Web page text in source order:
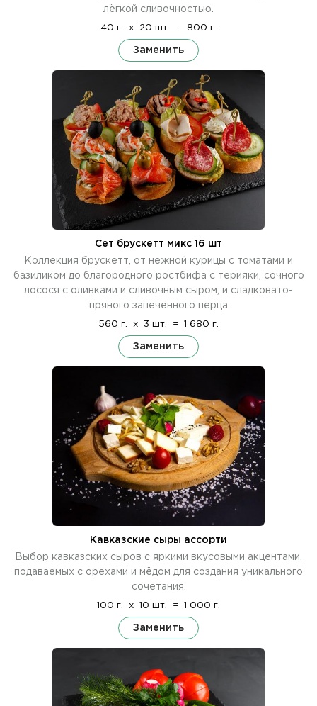
лёгкой сливочностью.
40 г. x 20 шт. = 800 г.
Заменить
Сет брускетт микс 16 шт
Коллекция брускетт, от нежной курицы с томатами и
базиликом до благородного ростбифа с терияки, сочного
лосося с оливками и сливочным сыром, и сладковато-
пряного запечённого перца
560 г. x 3 шт. = 1 680 г.
Заменить
Кавказские сыры ассорти
Выбор кавказских сыров с яркими вкусовыми акцентами,
подаваемых с орехами и мёдом для создания уникального
сочетания.
100 г. x 10 шт. = 1 000 г.
Заменить